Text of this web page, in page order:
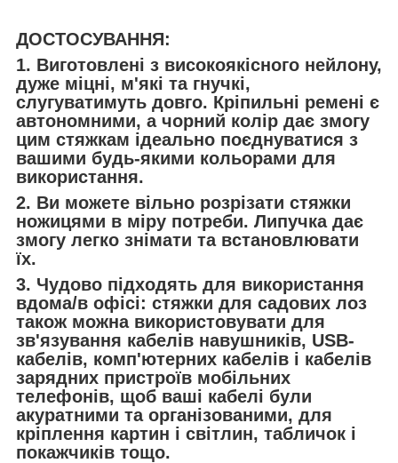
ДОСТОСУВАННЯ:
1. Виготовлені з високоякісного нейлону,
дуже міцні, м'які та гнучкі,
слугуватимуть довго. Кріпильні ремені є
автономними, а чорний колір дає змогу
цим стяжкам ідеально поєднуватися з
вашими будь-якими кольорами для
використання.
2. Ви можете вільно розрізати стяжки
ножицями в міру потреби. Липучка дає
змогу легко знімати та встановлювати
їх.
3. Чудово підходять для використання
вдома/в офісі: стяжки для садових лоз
також можна використовувати для
зв'язування кабелів навушників, USB-
кабелів, комп'ютерних кабелів і кабелів
зарядних пристроїв мобільних
телефонів, щоб ваші кабелі були
акуратними та організованими, для
кріплення картин і світлин, табличок і
покажчиків тощо.